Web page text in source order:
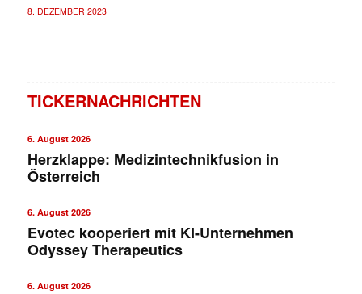
8. DEZEMBER 2023
TICKERNACHRICHTEN
6. August 2026
Herzklappe: Medizintechnikfusion in
Österreich
6. August 2026
Evotec kooperiert mit KI-Unternehmen
Odyssey Therapeutics
6. August 2026